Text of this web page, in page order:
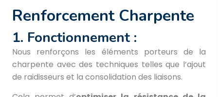
Renforcement Charpente
1. Fonctionnement :
Nous renforçons les éléments porteurs de la
charpente avec des techniques telles que l’ajout
de raidisseurs et la consolidation des liaisons.